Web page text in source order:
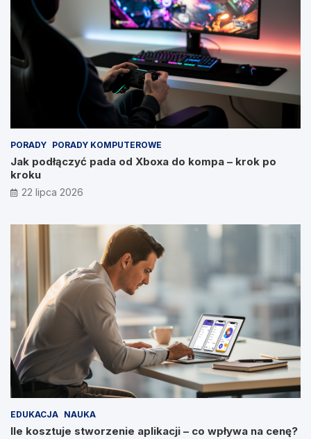
PORADY PORADY KOMPUTEROWE
Jak podłączyć pada od Xboxa do kompa – krok po
kroku
22 lipca 2026
EDUKACJA NAUKA
Ile kosztuje stworzenie aplikacji – co wpływa na cenę?